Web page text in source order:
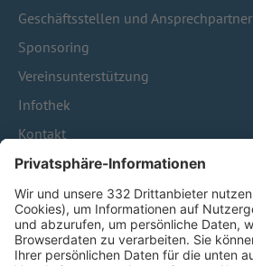
Geschäftsstellen und Ansprechpartner
Sponsoring
Vereinsunterstützung
Infothek
Kontakt
HÄUFIG BESUCHTE SEITEN
Pässe und Vereinswechsel
Trainerausbildung